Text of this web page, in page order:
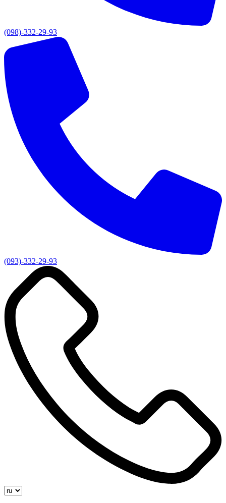
(098)-332-29-93
(093)-332-29-93